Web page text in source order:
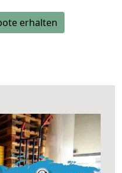
erhalten